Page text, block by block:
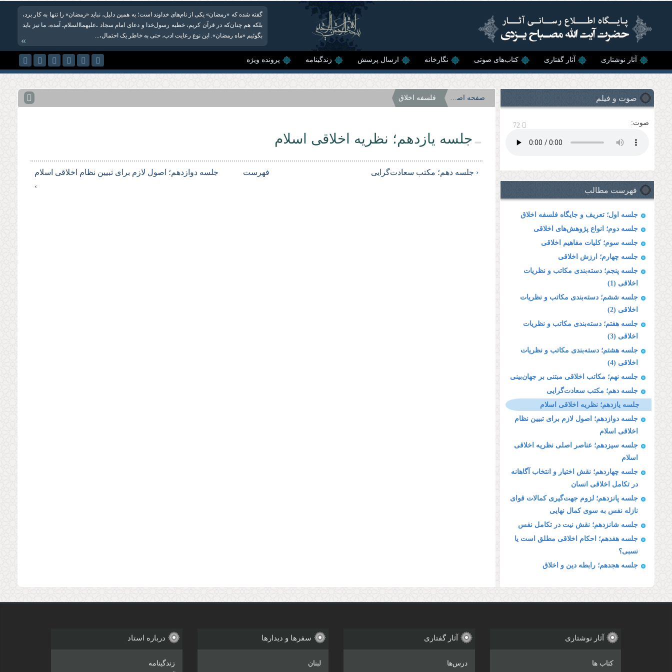
گفته شده که «رمضان» یکی از نام‌های خداوند است؛ به همین دلیل، نباید «رمضان» را تنها به کار برد،
بلکه هم چنان‌که در قرآن کریم، خطبه رسول‌خدا و دعای امام سجاد ـ‌علیهما‌السلام‌ـ آمده، ما نیز باید
بگوئیم «ماه رمضان». این نوع رعایت ادب، حتی به خاطر یک احتمال،...
»
آثار نوشتاری آثار گفتاری کتاب‌های صوتی نگارخانه ارسال پرسش زندگینامه پرونده ویژه
صوت و فیلم
صوت:
فهرست مطالب
جلسه اول؛ تعریف و جایگاه فلسفه اخلاق
جلسه دوم؛ انواع پژوهش‌های اخلاقی
جلسه سوم؛ كلیات مفاهیم اخلاقی
جلسه چهارم؛ ارزش اخلاقی
جلسه پنجم؛ ‌دسته‌بندی مكاتب و نظریات
اخلاقی (1)
جلسه ششم؛ ‌دسته‌بندی مكاتب و نظریات
اخلاقی (2)
جلسه هفتم؛ ‌دسته‌بندی مكاتب و نظریات
اخلاقی (3)
جلسه هشتم؛ دسته‌بندی مكاتب و نظریات
اخلاقی (4)
جلسه نهم؛ مکاتب اخلاقی مبتنی بر جهان‌بینی
جلسه دهم؛ مكتب سعادت‌گرایی
جلسه یازدهم؛ نظریه اخلاقی اسلام
جلسه دوازدهم؛ اصول لازم برای تبیین نظام
اخلاقی اسلام
جلسه سیزدهم؛ عناصر اصلی نظریه اخلاقی
اسلام
جلسه چهاردهم؛ نقش اختیار و انتخاب آگاهانه
در تكامل اخلاقی انسان
جلسه پانزدهم؛ لزوم جهت‌گیری كمالات قوای
نازله نفس به سوی كمال نهایی
جلسه شانزدهم؛ نقش نیت در تكامل نفس
جلسه هفدهم؛ احکام اخلاقی مطلق است یا
نسبی؟
جلسه هجدهم؛ رابطه دین و اخلاق
صفحه اصلی فلسفه اخلاق
جلسه یازدهم؛ نظریه اخلاقی اسلام
‹ جلسه دهم؛ مكتب سعادت‌گرایی فهرست
جلسه دوازدهم؛ اصول لازم برای تبیین نظام اخلاقی اسلام
›
آثار نوشتاری
کتاب ها
آثار گفتاری
درس‌ها
سفرها و دیدارها
لبنان
درباره استاد
زندگینامه